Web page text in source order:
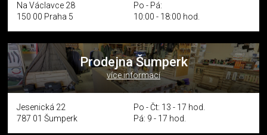
Na Václavce 28
150 00 Praha 5
Po - Pá:
10:00 - 18:00 hod.
Prodejna Šumperk
více informací
Jesenická 22
787 01 Šumperk
Po - Čt: 13 - 17 hod.
Pá: 9 - 17 hod.